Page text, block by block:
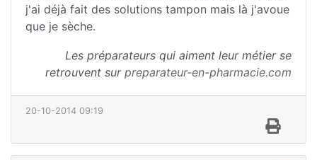
j'ai déjà fait des solutions tampon mais là j'avoue
que je sèche.
Les préparateurs qui aiment leur métier se
retrouvent sur preparateur-en-pharmacie.com
20-10-2014 09:19